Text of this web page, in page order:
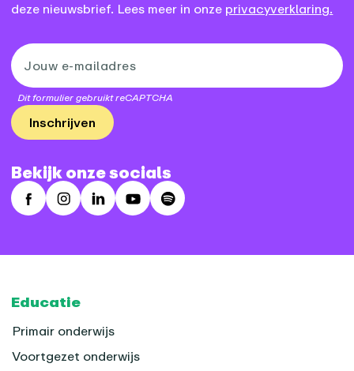
deze nieuwsbrief. Lees meer in onze privacyverklaring.
Dit formulier gebruikt reCAPTCHA
Inschrijven
Bekijk onze socials
FacebookInstagram
LinkedInYoutubeSpotify
Footer
Educatie
Primair onderwijs
Voortgezet onderwijs